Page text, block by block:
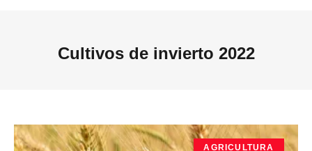
Cultivos de invierto 2022
AGRICULTURA